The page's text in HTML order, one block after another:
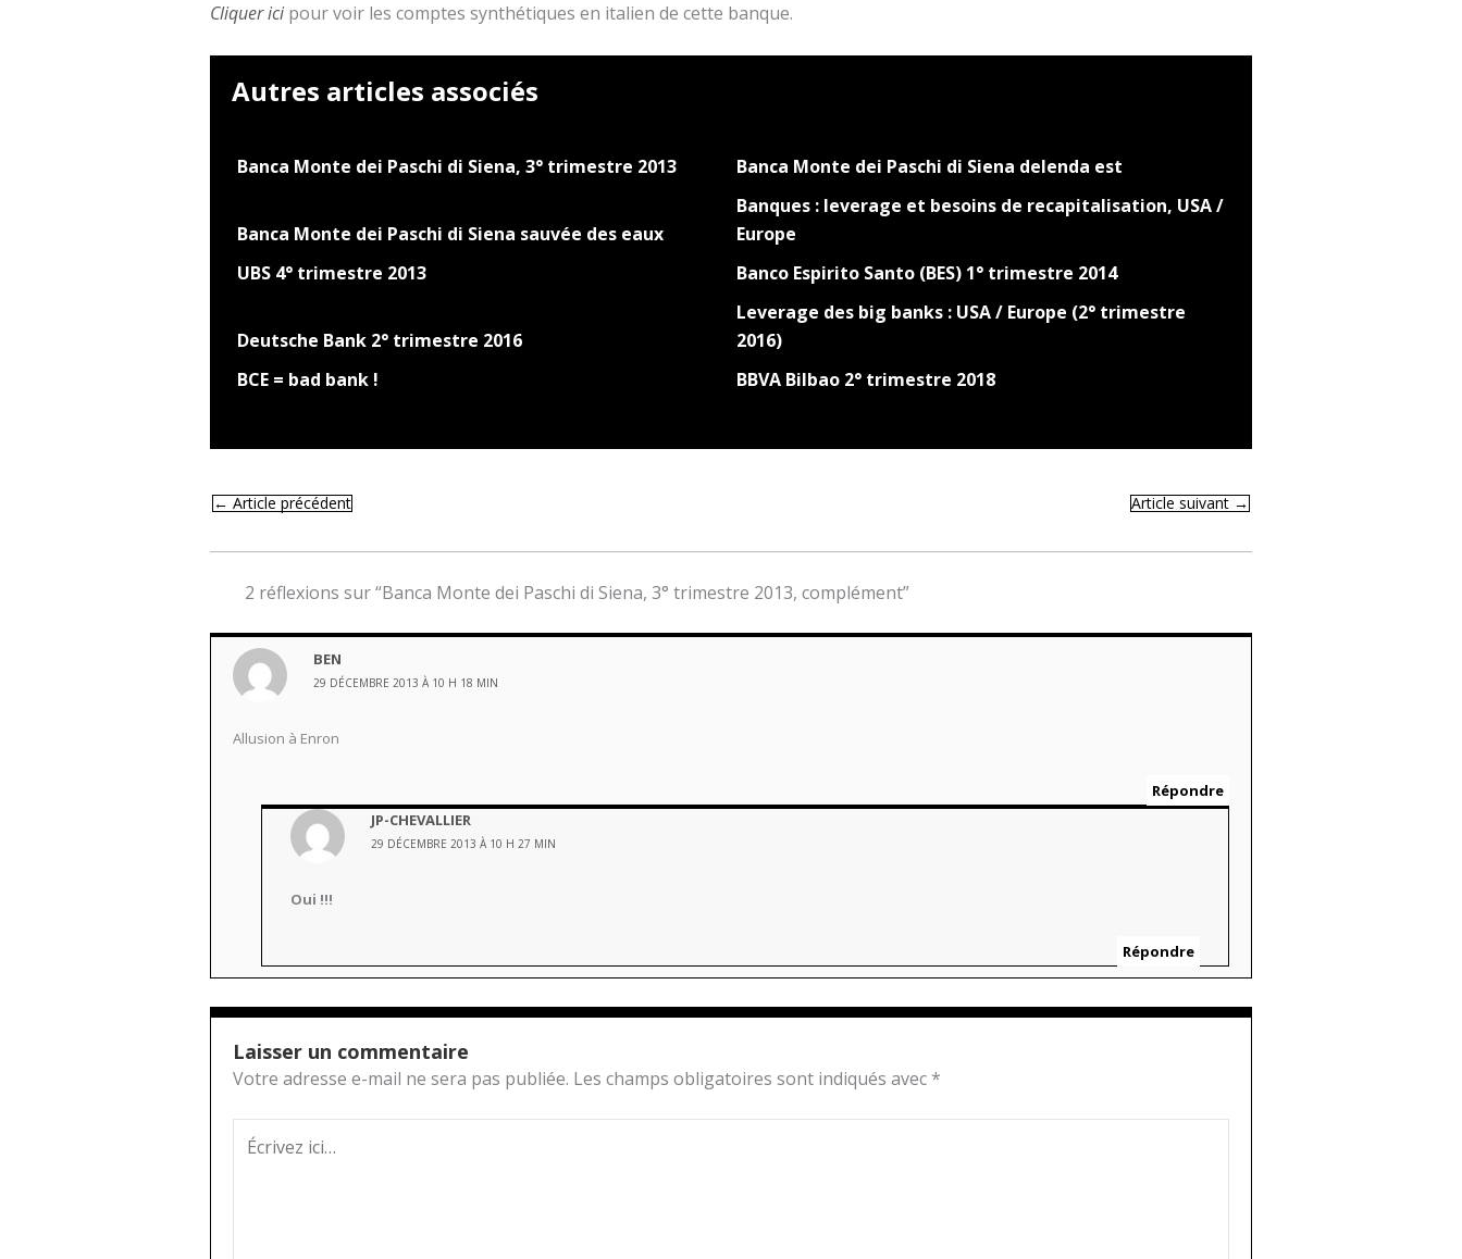
Cliquer ici pour voir les comptes synthétiques en italien de cette banque.
Autres articles associés
Banca Monte dei Paschi di Siena, 3° trimestre 2013 Banca Monte dei Paschi di Siena delenda est
Banca Monte dei Paschi di Siena sauvée des eaux
Banques : leverage et besoins de recapitalisation, USA /
Europe
UBS 4° trimestre 2013
Banco Espirito Santo (BES) 1° trimestre 2014
Deutsche Bank 2° trimestre 2016
Leverage des big banks : USA / Europe (2° trimestre
2016)
BCE = bad bank !
BBVA Bilbao 2° trimestre 2018
← Article précédent Article suivant →
2 réflexions sur “Banca Monte dei Paschi di Siena, 3° trimestre 2013, complément”
BEN
29 DÉCEMBRE 2013 À 10 H 18 MIN
Allusion à Enron
Répondre
JP-CHEVALLIER
29 DÉCEMBRE 2013 À 10 H 27 MIN
Oui !!!
Répondre
Laisser un commentaire
Votre adresse e-mail ne sera pas publiée. Les champs obligatoires sont indiqués avec *
Écrivez
ici…